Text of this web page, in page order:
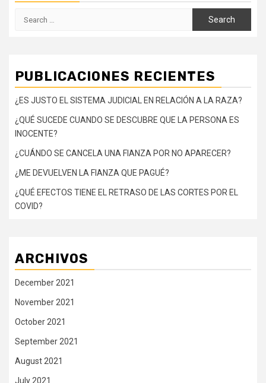
PUBLICACIONES RECIENTES
¿ES JUSTO EL SISTEMA JUDICIAL EN RELACIÓN A LA RAZA?
¿QUÉ SUCEDE CUANDO SE DESCUBRE QUE LA PERSONA ES
INOCENTE?
¿CUÁNDO SE CANCELA UNA FIANZA POR NO APARECER?
¿ME DEVUELVEN LA FIANZA QUE PAGUÉ?
¿QUÉ EFECTOS TIENE EL RETRASO DE LAS CORTES POR EL
COVID?
ARCHIVOS
December 2021
November 2021
October 2021
September 2021
August 2021
July 2021